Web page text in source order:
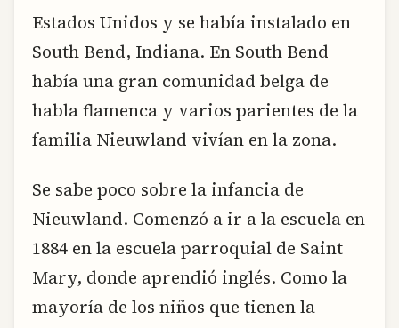
Estados Unidos y se había instalado en
South Bend, Indiana. En South Bend
había una gran comunidad belga de
habla flamenca y varios parientes de la
familia Nieuwland vivían en la zona.
Se sabe poco sobre la infancia de
Nieuwland. Comenzó a ir a la escuela en
1884 en la escuela parroquial de Saint
Mary, donde aprendió inglés. Como la
mayoría de los niños que tienen la